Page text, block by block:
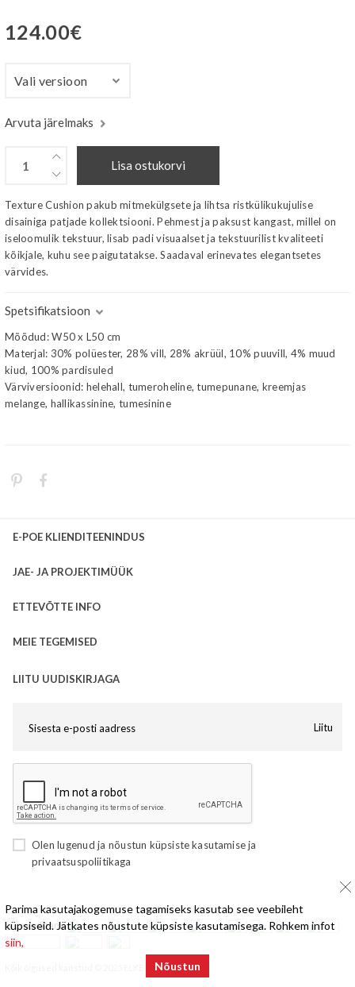
124.00€
Arvuta järelmaks
Lisa ostukorvi
Texture Cushion pakub mitmekülgsete ja lihtsa ristkülikukujulise
disainiga patjade kollektsiooni. Pehmest ja paksust kangast, millel on
iseloomulik tekstuur, lisab padi visuaalset ja tekstuurilist kvaliteeti
kõikjale, kuhu see paigutatakse. Saadaval erinevates elegantsetes
värvides.
Spetsifikatsioon
Mõõdud: W50 x L50 cm
Materjal: 30% polüester, 28% vill, 28% akrüül, 10% puuvill, 4% muud
kiud, 100% pardisuled
Värviversioonid: helehall, tumeroheline, tumepunane, kreemjas
melange, hallikassinine, tumesinine
E-POE KLIENDITEENINDUS
JAE- JA PROJEKTIMÜÜK
ETTEVÕTTE INFO
MEIE TEGEMISED
LIITU UUDISKIRJAGA
Liitu
Olen lugenud ja nõustun küpsiste kasutamiseja
privaatsuspoliitikaga
Kõik õigused kaitstud © 2025 ELKE Mööbel
Parima kasutajakogemuse tagamiseks kasutab see veebileht
küpsiseid. Jätkates nõustute küpsiste kasutamisega. Rohkem infot
siin,
Nõustun